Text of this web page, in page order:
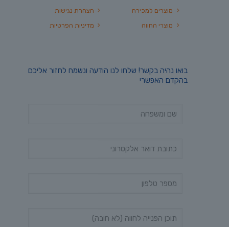
הצהרת נגישות
מדיניות הפרטיות
מוצרים למכירה
מוצרי החווה
בואו נהיה בקשר! שלחו לנו הודעה ונשמח לחזור אליכם
בהקדם האפשרי